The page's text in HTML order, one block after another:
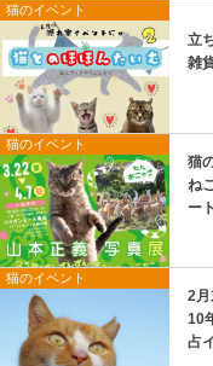
猫のイベント
立
雑
猫のイベント
猫
ね
ート
猫のイベント
2月
10
占
猫のフリー写真素材